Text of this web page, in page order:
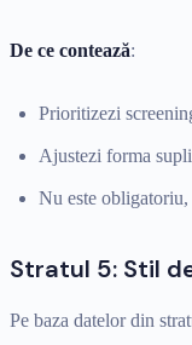
De ce contează:
Prioritizezi
Ajustezi forma
Nu este
Stratul 5: Stil
Pe baza datelor din